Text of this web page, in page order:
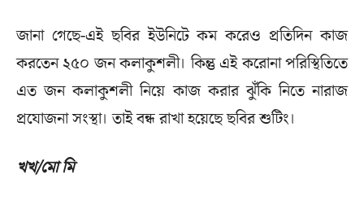
জানা গেছে-এই ছবির ইউনিটে কম করেও প্রতিদিন কাজ
করতেন ২৫০ জন কলাকুশলী। কিন্তু এই করোনা পরিস্থিতিতে
এত জন কলাকুশলী নিয়ে কাজ করার ঝুঁকি নিতে নারাজ
প্রযোজনা সংস্থা। তাই বন্ধ রাখা হয়েছে ছবির শুটিং।
খখ/মো মি